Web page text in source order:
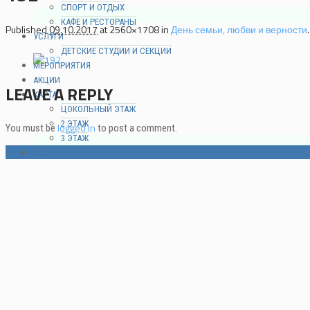
СПОРТ И ОТДЫХ
КАФЕ И РЕСТОРАНЫ
УСЛУГИ
ДЕТСКИЕ СТУДИИ И СЕКЦИИ
МЕРОПРИЯТИЯ
АКЦИИ
КАРТА
ЦОКОЛЬНЫЙ ЭТАЖ
2 ЭТАЖ
3 ЭТАЖ
Published 09.10.2017at 2560×1708 inДень семьи, любви и верности.
LEAVE A REPLY
You must be logged in to post a comment.